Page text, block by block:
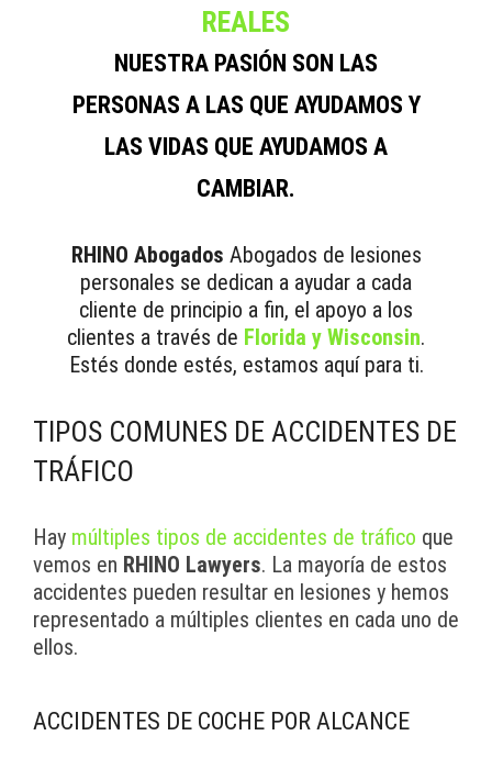
REALES
NUESTRA PASIÓN SON LAS
PERSONAS A LAS QUE AYUDAMOS Y
LAS VIDAS QUE AYUDAMOS A
CAMBIAR.
RHINO Abogados Abogados de lesiones
personales se dedican a ayudar a cada
cliente de principio a fin, el apoyo a los
clientes a través de Florida y Wisconsin.
Estés donde estés, estamos aquí para ti.
TIPOS COMUNES DE ACCIDENTES DE
TRÁFICO
Hay múltiples tipos de accidentes de tráfico que
vemos en RHINO Lawyers. La mayoría de estos
accidentes pueden resultar en lesiones y hemos
representado a múltiples clientes en cada uno de
ellos.
ACCIDENTES DE COCHE POR ALCANCE